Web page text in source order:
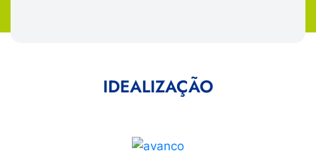
IDEALIZAÇÃO